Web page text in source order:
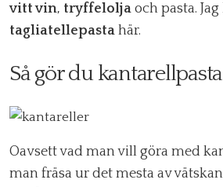
vitt vin, tryffelolja och pasta.
tagliatellepasta här.
Så gör du kantarellpasta
Oavsett vad man vill göra med
man fräsa ur det mesta av